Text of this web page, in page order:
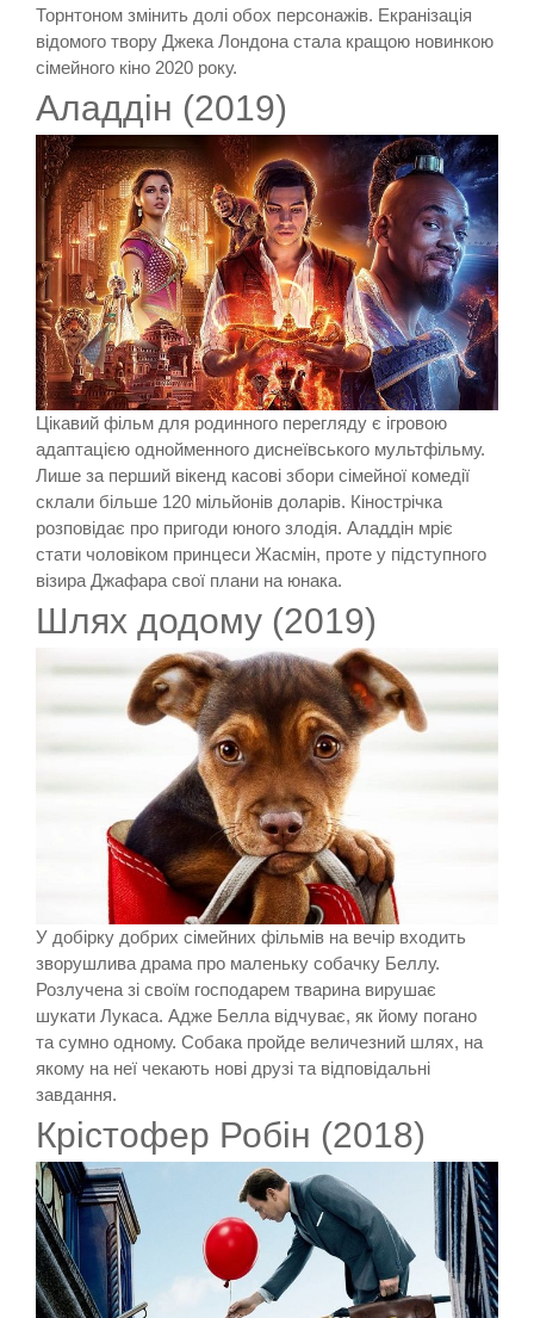
Торнтоном змінить долі обох персонажів. Екранізація
відомого твору Джека Лондона стала кращою новинкою
сімейного кіно 2020 року.
Аладдін (2019)
Цікавий фільм для родинного перегляду є ігровою
адаптацією однойменного диснеївського мультфільму.
Лише за перший вікенд касові збори сімейної комедії
склали більше 120 мільйонів доларів. Кінострічка
розповідає про пригоди юного злодія. Аладдін мріє
стати чоловіком принцеси Жасмін, проте у підступного
візира Джафара свої плани на юнака.
Шлях додому (2019)
У добірку добрих сімейних фільмів на вечір входить
зворушлива драма про маленьку собачку Беллу.
Розлучена зі своїм господарем тварина вирушає
шукати Лукаса. Адже Белла відчуває, як йому погано
та сумно одному. Собака пройде величезний шлях, на
якому на неї чекають нові друзі та відповідальні
завдання.
Крістофер Робін (2018)